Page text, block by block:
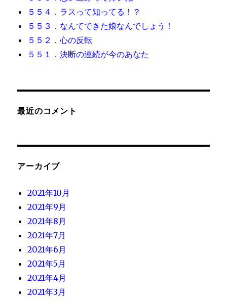
５５４．ラスって知ってる！？
５５３．なんてできた娘なんでしょう！
５５２．心の反転
５５１．決断の連続が今のあなた
最近のコメント
アーカイブ
2021年10月
2021年9月
2021年8月
2021年7月
2021年6月
2021年5月
2021年4月
2021年3月